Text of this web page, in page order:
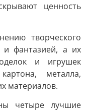
ценность
творческого
и фантазией, а их
и игрушек
металла,
материалов.
четыре лучшие